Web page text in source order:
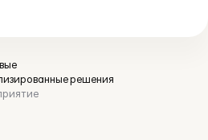
решения